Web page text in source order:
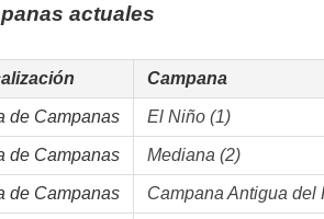
actuales
Campana
de Campanas El Niño (1)
de Campanas Mediana (2)
de Campanas Campana Antigua del